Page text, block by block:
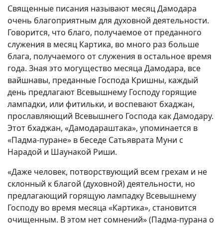
Священные писания называют месяц Дамодара
очень благоприятным для духовной деятельности.
Говорится, что благо, получаемое от преданного
служения в месяц Картика, во много раз больше
блага, получаемого от служения в остальное время
года. Зная это могущество месяца Дамодара, все
вайшнавы, преданные Господа Кришны, каждый
день предлагают Всевышнему Господу горящие
лампадки, или фитильки, и воспевают бхаджан,
прославляющий Всевышнего Господа как Дамодару.
Этот бхаджан, «Дамодараштака», упоминается в
«Падма-пуране» в беседе Сатьяврата Муни с
Нарадой и Шаунакой Риши.
«Даже человек, потворствующий всем грехам и не
склонный к благой (духовной) деятельности, но
предлагающий горящую лампадку Всевышнему
Господу во время месяца «Картика», становится
очищенным. В этом нет сомнений» (Падма-пурана о